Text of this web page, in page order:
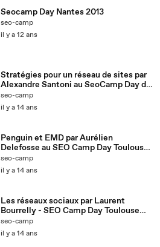
Seocamp Day Nantes 2013
seo-camp
il y a 12 ans
Stratégies pour un réseau de sites par
Alexandre Santoni au SeoCamp Day de
Toulouse le 10/11/2012
seo-camp
il y a 14 ans
Penguin et EMD par Aurélien
Delefosse au SEO Camp Day Toulouse
10/11/2012
seo-camp
il y a 14 ans
Les réseaux sociaux par Laurent
Bourrelly - SEO Camp Day Toulouse
10/11/2012
seo-camp
il y a 14 ans